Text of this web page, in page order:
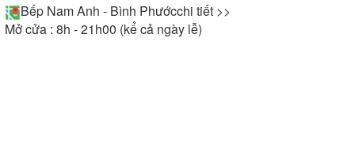
Bếp Nam Anh - Bình Phướcchi tiết >>
Mở cửa : 8h - 21h00 (kể cả ngày lễ)